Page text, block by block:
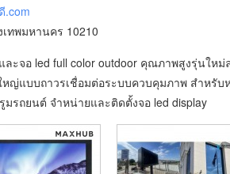
.com
ทพมหานคร 10210
ละจอ led full color outdoor คุณภาพสูงรุ่นให
หญ่แบบถาวรเชื่อมต่อระบบควบคุมภาพ สำหรั
รถยนต์ จำหน่ายและติดตั้งจอ led display